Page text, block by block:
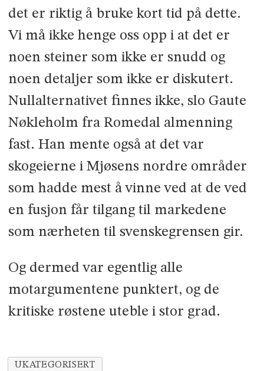
det er riktig å bruke kort tid på dette.
Vi må ikke henge oss opp i at det er
noen steiner som ikke er snudd og
noen detaljer som ikke er diskutert.
Nullalternativet finnes ikke, slo Gaute
Nøkleholm fra Romedal almenning
fast. Han mente også at det var
skogeierne i Mjøsens nordre områder
som hadde mest å vinne ved at de ved
en fusjon får tilgang til markedene
som nærheten til svenskegrensen gir.
Og dermed var egentlig alle
motargumentene punktert, og de
kritiske røstene uteble i stor grad.
UKATEGORISERT